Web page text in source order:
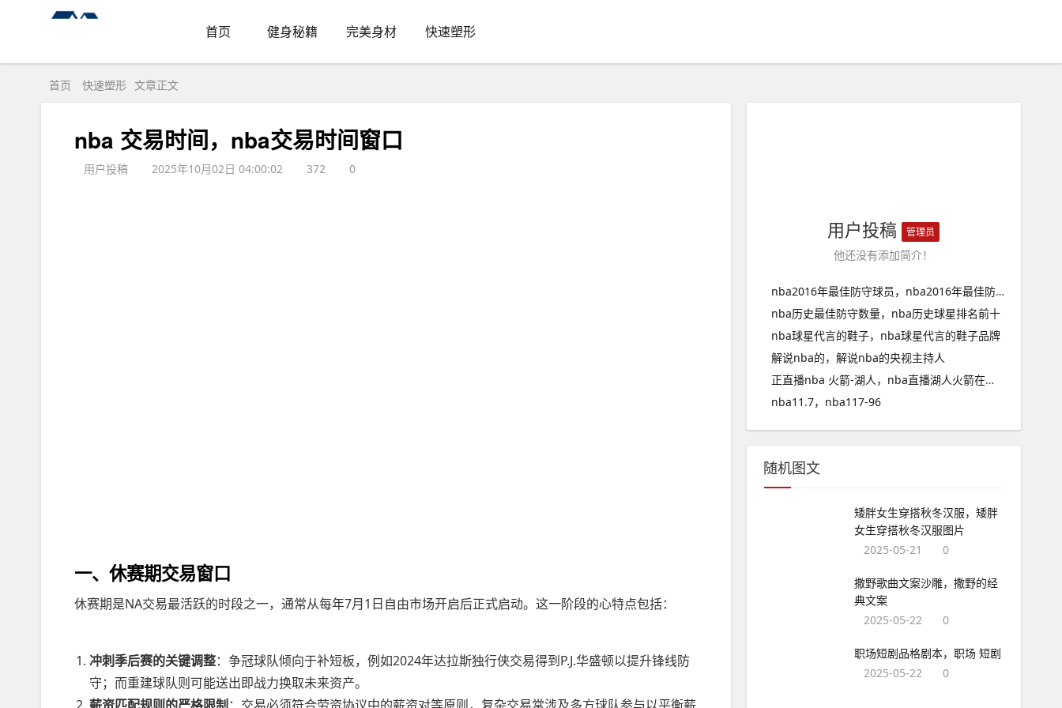
首页 健身秘籍 完美身材 快速塑形
首页 快速塑形 文章正文
nba 交易时间，nba交易时间窗口
用户投稿 2025年10月02日 04:00:02 372 0
一、休赛期交易窗口
休赛期是NA交易最活跃的时段之一，通常从每年7月1日自由市场开启后正式启动。这一阶段的心特点包括：
冲刺季后赛的关键调整：争冠球队倾向于补短板，例如2024年达拉斯独行侠交易得到P.J.华盛顿以提升锋线防
守；而重建球队则可能送出即战力换取未来资产。
用户投稿 管理员
他还没有添加简介！
nba2016年最佳防守球员，nba2016年最佳防守阵容
nba历史最佳防守数量，nba历史球星排名前十
nba球星代言的鞋子，nba球星代言的鞋子品牌
解说nba的，解说nba的央视主持人
正直播nba 火箭-湖人，nba直播湖人火箭在线观看
nba11.7，nba117-96
随机图文
矮胖女生穿搭秋冬汉服，矮胖
女生穿搭秋冬汉服图片
2025-05-21
0
撒野歌曲文案沙雕，撒野的经
典文案
2025-05-22
0
职场短剧品格剧本，职场 短剧
2025-05-22
0